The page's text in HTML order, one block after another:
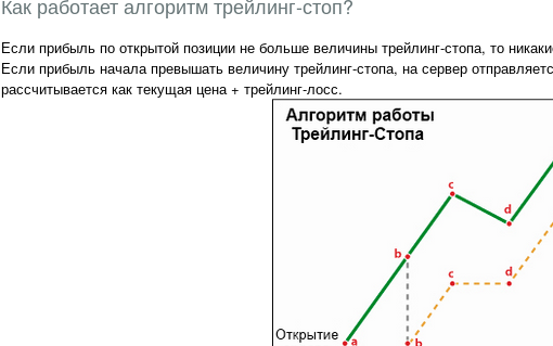
Если прибыль по открытой позиции не больше величины трейлинг-стопа, то
Если прибыль начала превышать величину трейлинг-стопа, на сервер
рассчитывается как текущая цена + трейлинг-лосс.